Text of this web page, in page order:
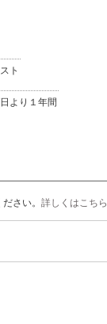
ト
より１年間
さい。 詳しくはこちら